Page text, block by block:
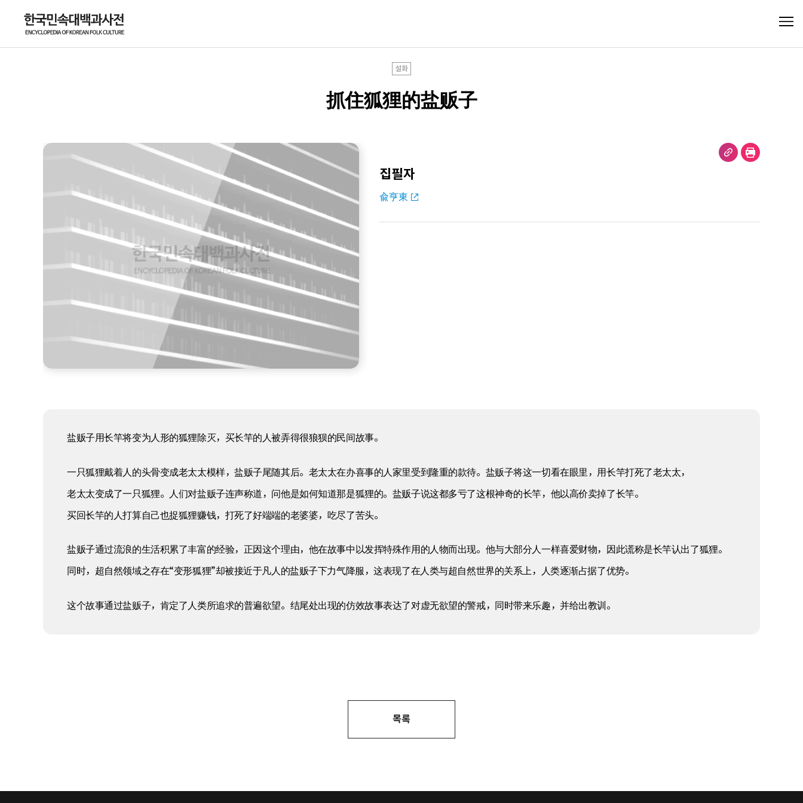
설화
抓住狐狸的盐贩子
집필자
兪亨東
盐贩子用长竿将变为人形的狐狸除灭，买长竿的人被弄得很狼狈的民间故事。
一只狐狸戴着人的头骨变成老太太模样，盐贩子尾随其后。老太太在办喜事的人家里受到隆重的款待。盐贩子将这一切看在眼里，用长竿打死了老太太，
老太太变成了一只狐狸。人们对盐贩子连声称道，问他是如何知道那是狐狸的。盐贩子说这都多亏了这根神奇的长竿，他以高价卖掉了长竿。
买回长竿的人打算自己也捉狐狸赚钱，打死了好端端的老婆婆，吃尽了苦头。
盐贩子通过流浪的生活积累了丰富的经验，正因这个理由，他在故事中以发挥特殊作用的人物而出现。他与大部分人一样喜爱财物，因此谎称是长竿认出了狐狸。
同时，超自然领域之存在“变形狐狸”却被接近于凡人的盐贩子下力气降服，这表现了在人类与超自然世界的关系上，人类逐渐占据了优势。
这个故事通过盐贩子，肯定了人类所追求的普遍欲望。结尾处出现的仿效故事表达了对虚无欲望的警戒，同时带来乐趣，并给出教训。
목록